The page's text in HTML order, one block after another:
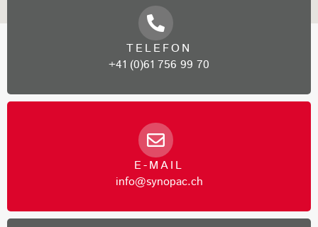
TELEFON
+41 (0)61 756 99 70
E-MAIL
info@synopac.ch